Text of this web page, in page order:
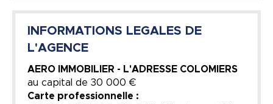
INFORMATIONS LEGALES DE
L'AGENCE
AERO IMMOBILIER - L'ADRESSE COLOMIERS
au capital de 30 000 €
Carte professionnelle :